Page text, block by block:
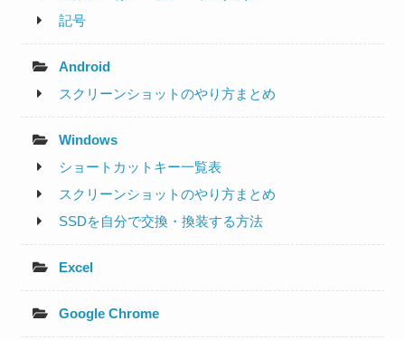
記号
Android
スクリーンショットのやり方まとめ
Windows
ショートカットキー一覧表
スクリーンショットのやり方まとめ
SSDを自分で交換・換装する方法
Excel
Google Chrome